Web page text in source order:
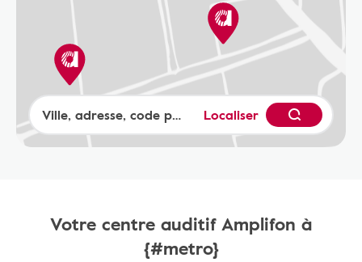
Localiser
Votre centre auditif Amplifon à
{#metro}